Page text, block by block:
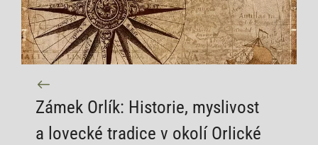
Zámek Orlík: Historie, myslivost
a lovecké tradice v okolí Orlické